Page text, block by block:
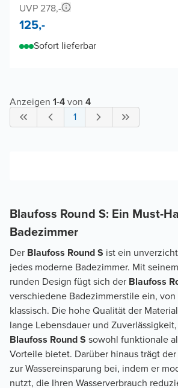
UVP 278,-
125,-
Sofort lieferbar
Anzeigen 1-4von 4
1
Blaufoss Round S: Ein Must-
Badezimmer
Der Blaufoss Round S ist ein
jedes moderne Badezimmer. Mit
runden Design fügt sich der Blaufoss
verschiedene Badezimmerstile ein,
klassisch. Die hohe Qualität der
lange Lebensdauer und
Blaufoss Round S sowohl funktionale
Vorteile bietet. Darüber hinaus trägt der
zur Wassereinsparung bei, indem er
nutzt, die Ihren Wasserverbrauch